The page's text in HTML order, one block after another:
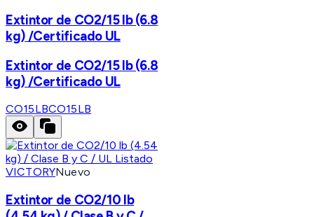
Extintor de CO2/15 lb (6.8
kg) /Certificado UL
Extintor de CO2/15 lb (6.8
kg) /Certificado UL
CO15LBCO15LB
VICTORYNuevo
Extintor de CO2/10 lb